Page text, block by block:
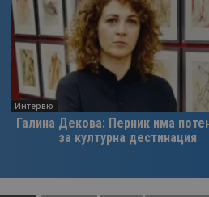
Интервю
Галина Декова: Перник има
за културна дестинация
_ga_B09EBBY8PY
_ga_WXPDN4HSCV
_ga_FK650GXHRZ
_ga